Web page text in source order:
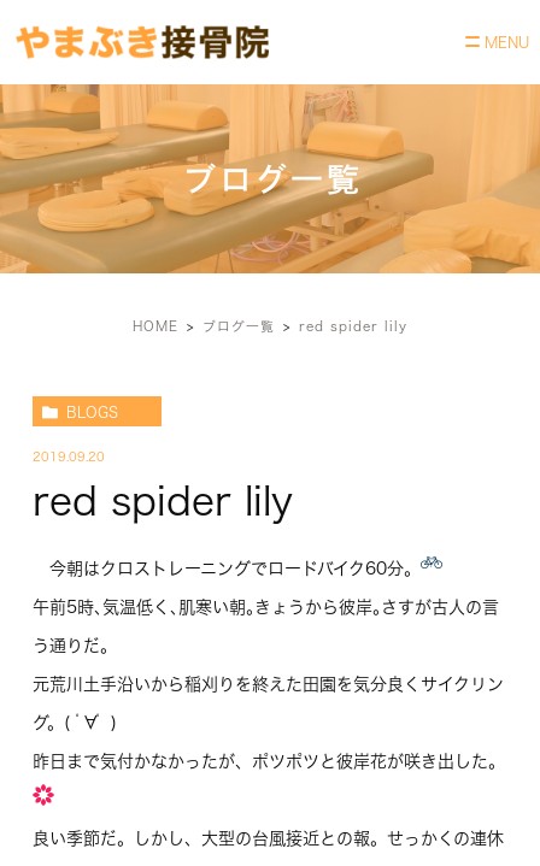
ブログ一覧
HOME ブログ一覧 red spider lily
BLOGS
2019.09.20
red spider lily
今朝はクロストレーニングでロードバイク60分。
午前5時､気温低く､肌寒い朝｡きょうから彼岸｡さすが古人の言
う通りだ｡
元荒川土手沿いから稲刈りを終えた田園を気分良くサイクリン
グ。( ﾟ∀ﾟ )
昨日まで気付かなかったが、ポツポツと彼岸花が咲き出した。
良い季節だ。しかし、大型の台風接近との報。せっかくの連休